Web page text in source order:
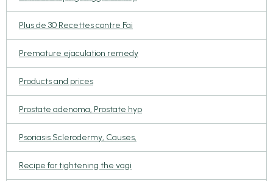
Plus de 30 Recettes contre Fai
Premature ejaculation remedy
Products and prices
Prostate adenoma, Prostate hyp
Psoriasis Sclerodermy, Causes,
Recipe for tightening the vagi